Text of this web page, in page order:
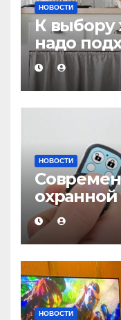
НОВОСТИ
К выбору
надо
НОВОСТИ
НОВОСТИ